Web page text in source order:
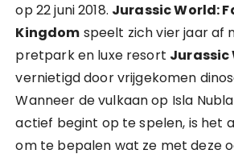
op 22 juni 2018. Jurassic World:
Kingdom speelt zich vier jaar af
pretpark en luxe resort Jurassic
vernietigd door vrijgekomen
Wanneer de vulkaan op Isla
actief begint op te spelen, is het
om te bepalen wat ze met deze